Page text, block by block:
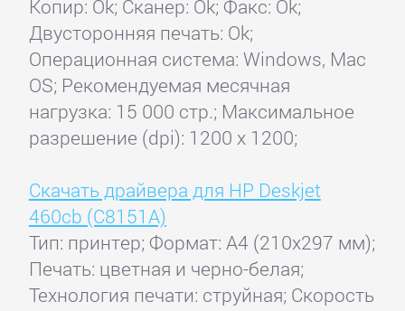
Копир: Ok; Сканер: Ok; Факс: Ok;
Двусторонняя печать: Ok;
Операционная система: Windows, Mac
OS; Рекомендуемая месячная
нагрузка: 15 000 стр.; Максимальное
разрешение (dpi): 1200 x 1200;
Скачать драйвера для HP Deskjet
460cb (C8151A)
Тип: принтер; Формат: A4 (210x297 мм);
Печать: цветная и черно-белая;
Технология печати: струйная; Скорость